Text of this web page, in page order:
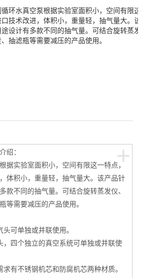
循环水真空泵根据实验室面积小，空间有限这
口技术改进，体积小，重量轻，抽气量大。该
途设计有多款不同的抽气量。可结合旋转蒸发
抽滤瓶等需要减压的产品使用。
+
绍：
据实验室面积小，空间有限这一特点，
体积小，重量轻，抽气量大。该产品针
款不同的抽气量。可结合旋转蒸发仪、
等需要减压的产品使用。
可单独或并联使用。
，四个独立的真空系统可单独或并联使
求有不锈钢机芯和防腐机芯两种材质。